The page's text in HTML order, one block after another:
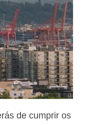
de cumprir os